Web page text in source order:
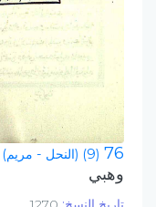
76 (9) (النحل - مريم)
وهبي